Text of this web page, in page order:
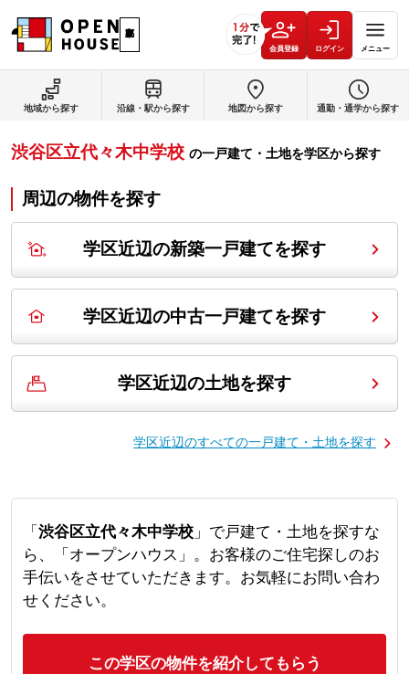
会員登録 ログイン メニュー
地域から探す 沿線・駅から探す 地図から探す 通勤・通学から探す
渋谷区立代々木中学校 の一戸建て・土地を学区から探す
周辺の物件を探す
学区近辺の新築一戸建てを探す
学区近辺の中古一戸建てを探す
学区近辺の土地を探す
学区近辺のすべての一戸建て・土地を探す
「 渋谷区立代々木中学校」で戸建て・土地を探すな
ら、「オープンハウス」。お客様のご住宅探しのお
手伝いをさせていただきます。お気軽にお問い合わ
せください。
この学区の物件を紹介してもらう